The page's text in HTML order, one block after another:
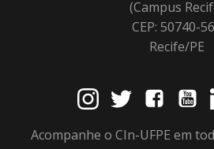
(Campus
CEP: 50740-
Recife/PE
Acompanhe o CIn-UFPE em